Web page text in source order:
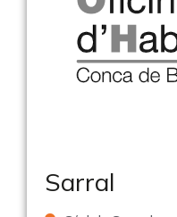
Sarral